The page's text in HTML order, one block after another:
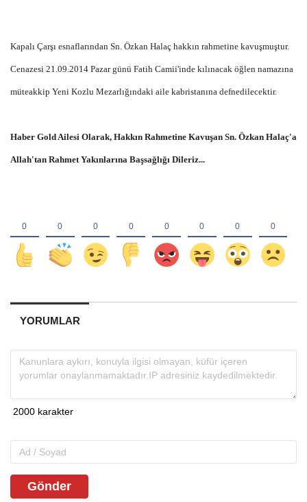
Kapalı Çarşı esnaflarından Sn. Özkan Halaç hakkın rahmetine kavuşmuştur.
Cenazesi 21.09.2014 Pazar günü Fatih Camii'inde kılınacak öğlen namazına
müteakkip Yeni Kozlu Mezarlığındaki aile kabristanına defnedilecektir.
Haber Gold Ailesi Olarak, Hakkın Rahmetine Kavuşan Sn. Özkan Halaç'a
Allah'tan Rahmet Yakınlarına Başsağlığı Dileriz...
YORUMLAR
Gönder